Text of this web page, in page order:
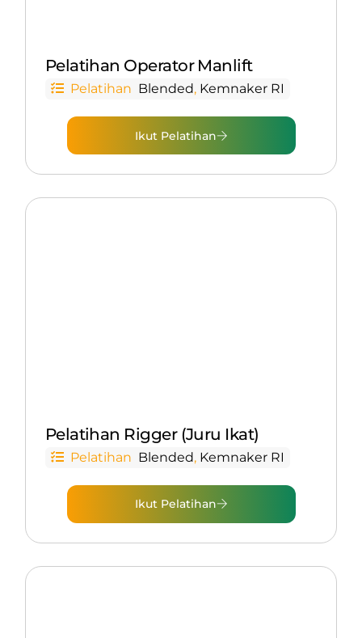
Pelatihan Operator Manlift
Pelatihan Blended, Kemnaker RI
Ikut Pelatihan
Pelatihan Rigger (Juru Ikat)
Pelatihan Blended, Kemnaker RI
Ikut Pelatihan